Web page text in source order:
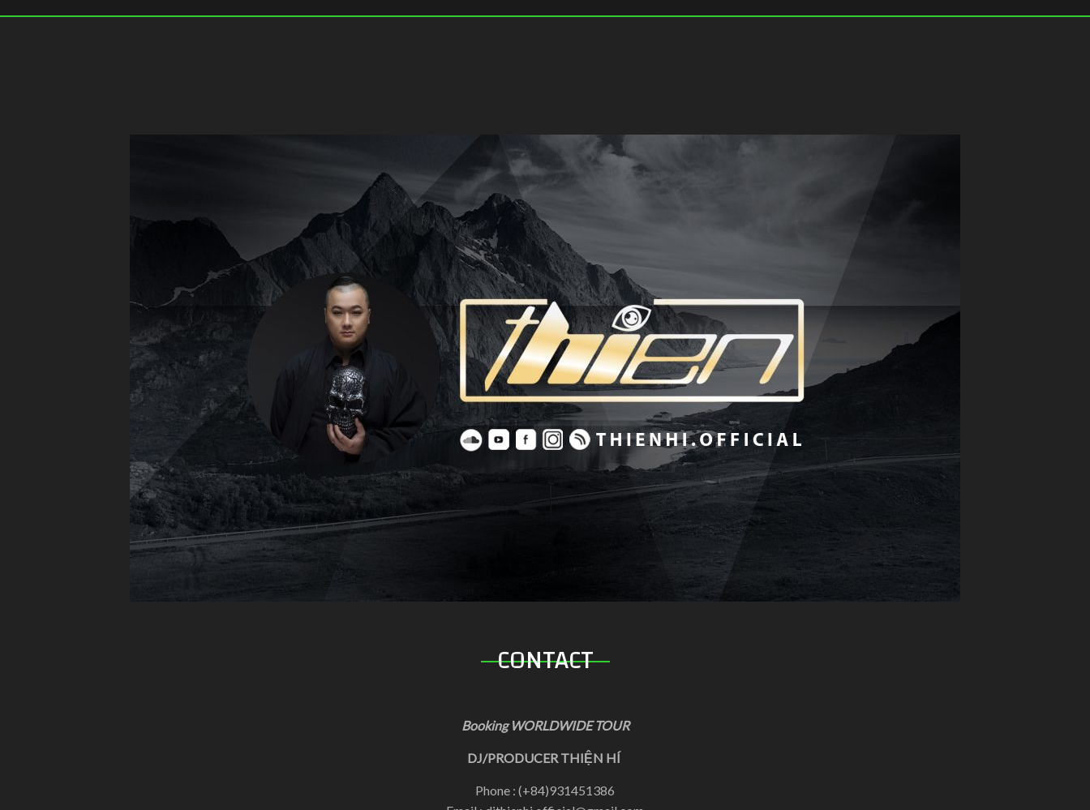
CONTACT
Booking WORLDWIDE TOUR
DJ/PRODUCER THIỆN HÍ
Phone : (+84)931451386